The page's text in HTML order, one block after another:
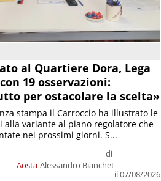
al Quartiere Dora, Lega
19 osservazioni:
per ostacolare la scelta»
Aosta
di
Alessandro Bianchet
il 07/08/2026
stampa il Carroccio ha illustrato le
alla variante al piano regolatore che
nei prossimi giorni. S...